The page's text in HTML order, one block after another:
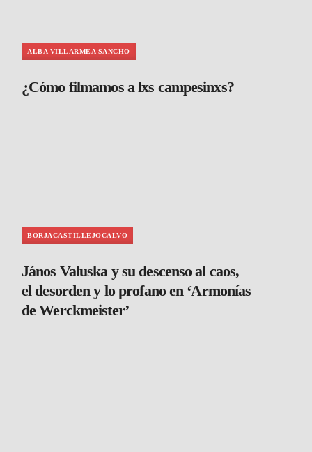
ALBA VILLARMEA SANCHO
¿Cómo filmamos a lxs campesinxs?
BORJACASTILLEJOCALVO
János Valuska y su descenso al caos,
el desorden y lo profano en ‘Armonías
de Werckmeister’